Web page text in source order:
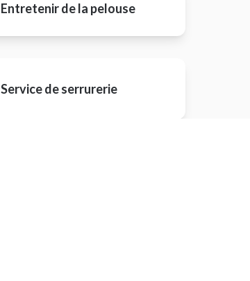
Entretenir de la pelouse
Service de serrurerie